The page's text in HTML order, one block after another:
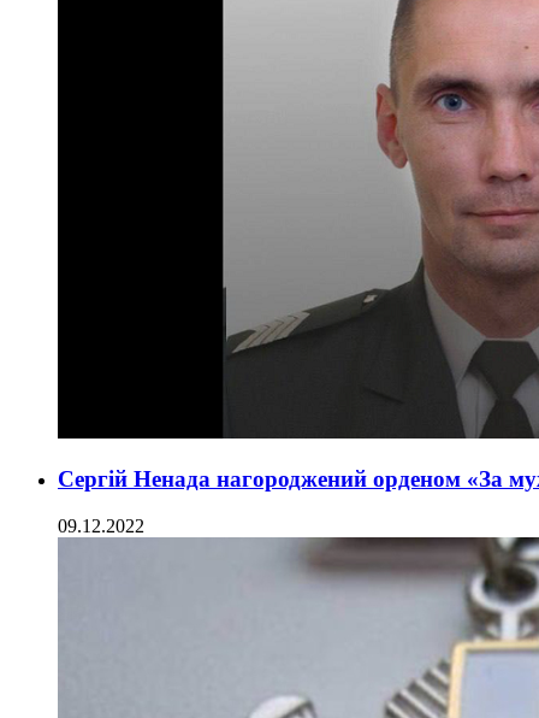
Сергій Ненада нагороджений орденом «За
09.12.2022